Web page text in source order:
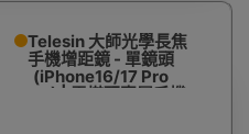
Telesin 大師光學長焦
手機增距鏡 - 單鏡頭
(iPhone16/17 Pro
Max) | 需搭配專屬手機